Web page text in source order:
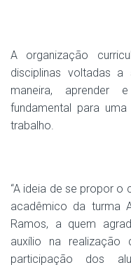
A organização
disciplinas voltadas a
maneira, aprender
fundamental para
trabalho.
“A ideia de se propor o
acadêmico da turma
Ramos, a quem
auxílio na realização
participação dos